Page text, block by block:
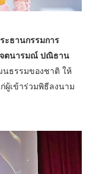
ธานกรรมการ
จตนารมณ์ ปณิธาน
นธรรมของชาติ ให้
ผู้เข้าร่วมพิธีลงนาม